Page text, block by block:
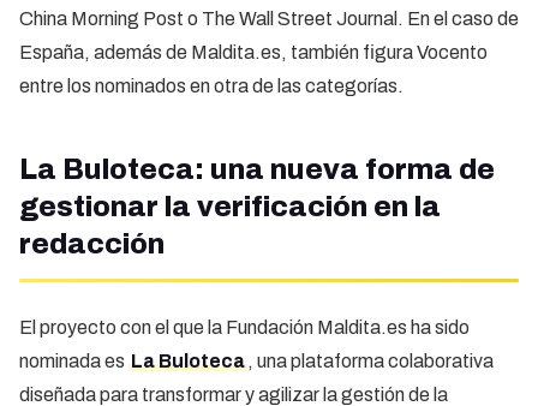
China Morning Post o The Wall Street Journal. En el caso de
España, además de Maldita.es, también figura Vocento
entre los nominados en otra de las categorías.
La Buloteca: una nueva forma de
gestionar la verificación en la
redacción
El proyecto con el que la Fundación Maldita.es ha sido
nominada es La Buloteca , una plataforma colaborativa
diseñada para transformar y agilizar la gestión de la